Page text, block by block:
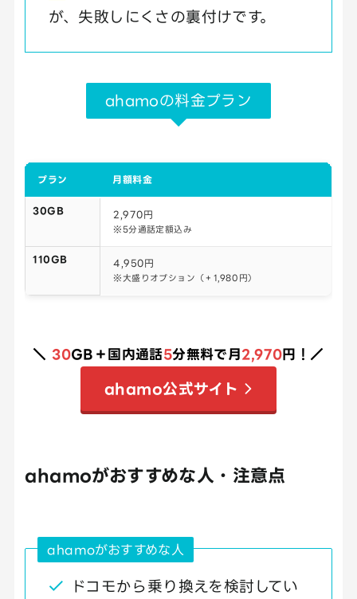
が、失敗しにくさの裏付けです。
ahamoの料金プラン
プラン 月額料金
30GB 2,970円
※5分通話定額込み
110GB 4,950円
※大盛りオプション（＋1,980円）
＼ 30GB＋国内通話5分無料で月2,970円！／
ahamo公式サイト
ahamoがおすすめな人・注意点
ahamoがおすすめな人
ドコモから乗り換えを検討してい